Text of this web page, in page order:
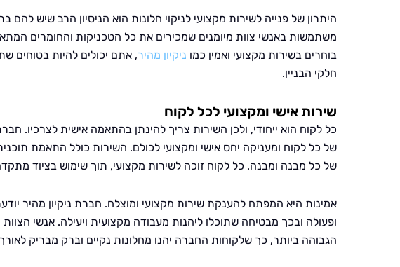
היתרון של פנייה לשירות מקצועי לניקוי חלונות הוא הניסיון הרב שיש
משתמשות באנשי צוות מיומנים שמכירים את כל הטכניקות והחומרים
בוחרים בשירות מקצועי ואמין כמו ניקיון מהיר, אתם יכולים להיות בטוחים
חלקי הבניין.
שירות אישי ומקצועי לכל לקוח
כל לקוח הוא ייחודי, ולכן השירות צריך להינתן בהתאמה אישית לצרכיו.
של כל לקוח ומעניקה יחס אישי ומקצועי לכולם. השירות כולל התאמת
של כל מבנה ומבנה. כל לקוח זוכה לשירות מקצועי, תוך שימוש בציוד
אמינות היא המפתח להענקת שירות מקצועי ומוצלח. חברת ניקיון מהיר
ופעולה ובכך מבטיחה שתוכלו ליהנות מעבודה מקצועית ויעילה. אנשי
הגבוהה ביותר, כך שלקוחות החברה יהנו מחלונות נקיים וברק מבריק